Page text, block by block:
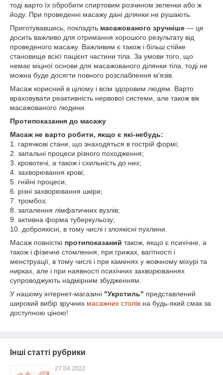
тоді варто їх обробити спиртовим розчином зеленки або ж
йоду. При проведенні масажу дані ділянки не рушають.
Приготувавшись, покладіть масажованого зручніше — це
досить важливо для отримання хорошого результату від
проведеного масажу. Важливим є також і більш стійке
становище всієї пацієнт частини тіла. За умови того, що
немає міцної основи для масажованого ділянки тіла, тоді не
можна буде досягти повного розслаблення м'язів.
Масаж корисний в цілому і всім здоровим людям. Варто
враховувати реактивність нервової системи, але також вік
масажованого людини.
Протипоказання до масажу
Масаж не варто робити, якщо є які-небудь:
1. гарячкові стани, що знаходяться в гострій формі;
2. запальні процеси різного походження;
3. кровотечі, а також і схильність до них;
4. захворювання крові;
5. гнійні процеси;
6. різні захворювання шкіри;
7. тромбоз;
8. запалення лімфатичних вузлів;
9. активна форма туберкульозу;
10. доброякісні, в тому числі і злоякісні пухлини.
Масаж повністю протипоказаний також, якщо є психічне, а
також і фізичне стомлення, при грижах, вагітності і
менструації, в тому числі і при каменях у жовчному міхурі та
нирках, але і при наявності психічних захворюваннях
супроводжують надмірним збудженням.
У нашому інтернет-магазині "Укрстиль" представлений
широкий вибір зручних масажних столів на будь-який смак за
доступною ціною!
Інші статті рубрики
27.04.2022